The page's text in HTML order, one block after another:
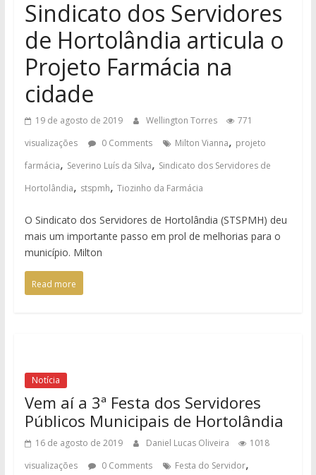
Sindicato dos Servidores
de Hortolândia articula o
Projeto Farmácia na
cidade
19 de agosto de 2019 Wellington Torres
771
visualizações
0 Comments Milton Vianna, projeto
farmácia, Severino Luís da Silva, Sindicato dos Servidores de
Hortolândia, stspmh, Tiozinho da Farmácia
O Sindicato dos Servidores de Hortolândia (STSPMH) deu
mais um importante passo em prol de melhorias para o
município. Milton
Read more
Notícia
Vem aí a 3ª Festa dos Servidores
Públicos Municipais de Hortolândia
16 de agosto de 2019 Daniel Lucas Oliveira
1018
visualizações
0 Comments Festa do Servidor,